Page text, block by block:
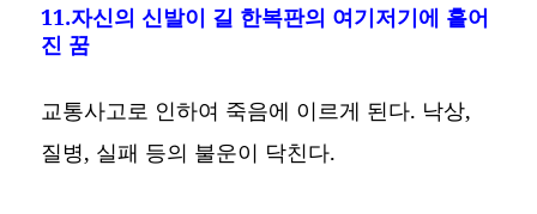
11.자신의 신발이 길 한복판의 여기저기에 흩어
진 꿈
교통사고로 인하여 죽음에 이르게 된다. 낙상,
질병, 실패 등의 불운이 닥친다.